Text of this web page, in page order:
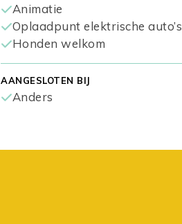
Animatie
Oplaadpunt elektrische auto’s
Honden welkom
AANGESLOTEN BIJ
Anders